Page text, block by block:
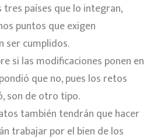
países que lo integran,
puntos que exigen
ser cumplidos.
si las modificaciones ponen en
que no, pues los retos
son de otro tipo.
también tendrán que hacer
trabajar por el bien de los